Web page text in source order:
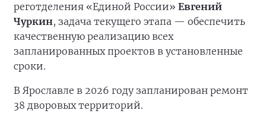
реготделения «Единой России» Евгений
Чуркин, задача текущего этапа — обеспечить
качественную реализацию всех
запланированных проектов в установленные
сроки.
В Ярославле в 2026 году запланирован ремонт
38 дворовых территорий.